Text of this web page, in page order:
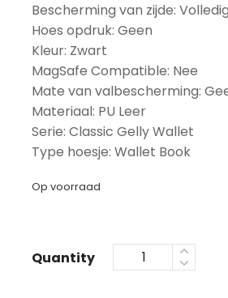
Bescherming van zijde:
Hoes opdruk: Geen
Kleur: Zwart
MagSafe Compatible: Nee
Mate van valbescherming:
Materiaal: PU Leer
Serie: Classic Gelly Wallet
Type hoesje: Wallet Book
Op voorraad
Quantity